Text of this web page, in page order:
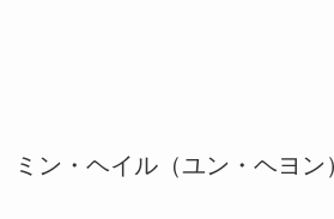
ミン・ヘイル（ユン・ヘヨ